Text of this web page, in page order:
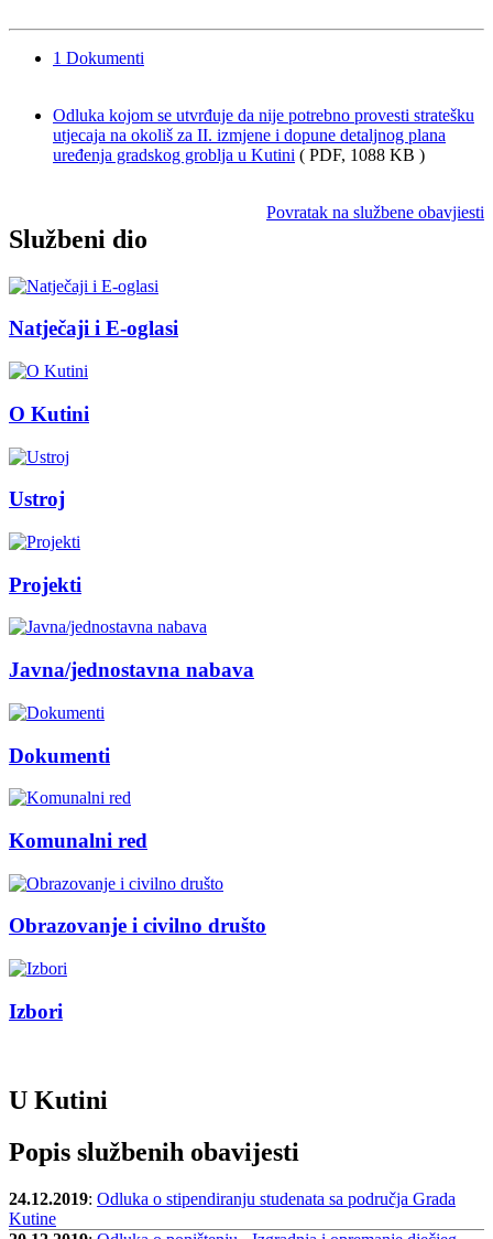
1 Dokumenti
Odluka kojom se utvrđuje da nije potrebno provesti stratešku
utjecaja na okoliš za II. izmjene i dopune detaljnog plana
uređenja gradskog groblja u Kutini ( PDF, 1088 KB )
Povratak na službene obavjiesti
Službeni dio
Natječaji i E-oglasi
O Kutini
Ustroj
Projekti
Javna/jednostavna nabava
Dokumenti
Komunalni red
Obrazovanje i civilno društo
Izbori
U Kutini
Popis službenih obavijesti
24.12.2019: Odluka o stipendiranju studenata sa područja Grada
Kutine